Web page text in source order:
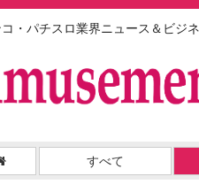
・パチスロ業界ニュース＆ビジ
すべて